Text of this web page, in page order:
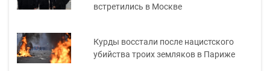
встретились в Москве
Курды восстали после нацистского
убийства троих земляков в Париже